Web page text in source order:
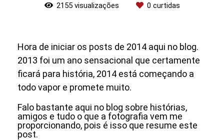
2155visualizações 0 curtidas
Hora de iniciar os posts de 2014 aqui no blog.
2013 foi um ano sensacional que certamente
ficará para história, 2014 está começando a
todo vapor e promete muito.
Falo bastante aqui no blog sobre histórias,
amigos e tudo o que a fotografia vem me
proporcionando, pois é isso que resume este
post.